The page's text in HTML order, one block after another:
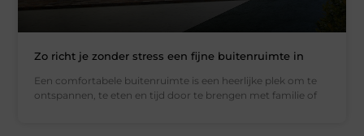
Zo richt je zonder stress een fijne buitenruimte in
Een comfortabele buitenruimte is een heerlijke plek om te
ontspannen, te eten en tijd door te brengen met familie of